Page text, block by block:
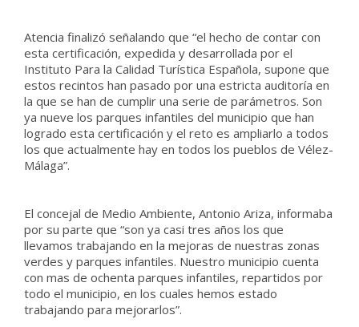
Atencia finalizó señalando que “el hecho de contar con
esta certificación, expedida y desarrollada por el
Instituto Para la Calidad Turística Española, supone que
estos recintos han pasado por una estricta auditoría en
la que se han de cumplir una serie de parámetros. Son
ya nueve los parques infantiles del municipio que han
logrado esta certificación y el reto es ampliarlo a todos
los que actualmente hay en todos los pueblos de Vélez-
Málaga”.
El concejal de Medio Ambiente, Antonio Ariza, informaba
por su parte que “son ya casi tres años los que
llevamos trabajando en la mejoras de nuestras zonas
verdes y parques infantiles. Nuestro municipio cuenta
con mas de ochenta parques infantiles, repartidos por
todo el municipio, en los cuales hemos estado
trabajando para mejorarlos”.